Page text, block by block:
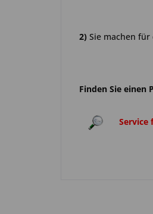
2) Sie machen
Finden Sie einen
Service